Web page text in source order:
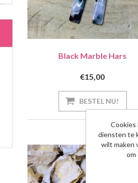
Black Marble Hars
€15,00
Cookies
diensten te
wilt maken
om